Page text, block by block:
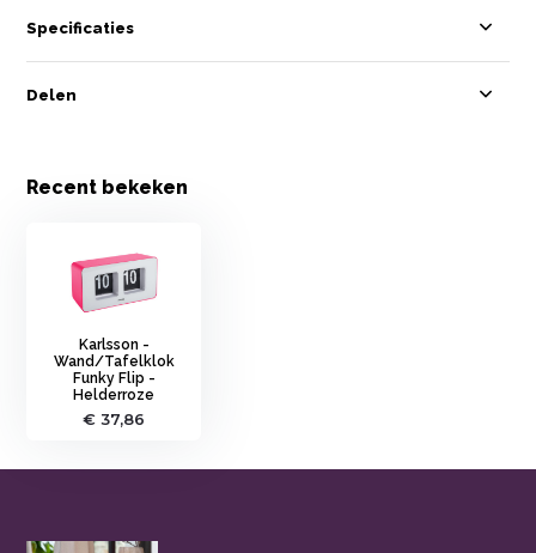
Specificaties
Delen
Recent bekeken
Karlsson -
Wand/Tafelklok
Funky Flip -
Helderroze
€ 37,86